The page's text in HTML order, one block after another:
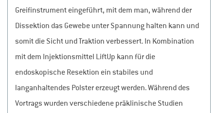
Greifinstrument eingeführt, mit dem man, während der
Dissektion das Gewebe unter Spannung halten kann und
somit die Sicht und Traktion verbessert. In Kombination
mit dem Injektionsmittel LiftUp kann für die
endoskopische Resektion ein stabiles und
langanhaltendes Polster erzeugt werden. Während des
Vortrags wurden verschiedene präklinische Studien